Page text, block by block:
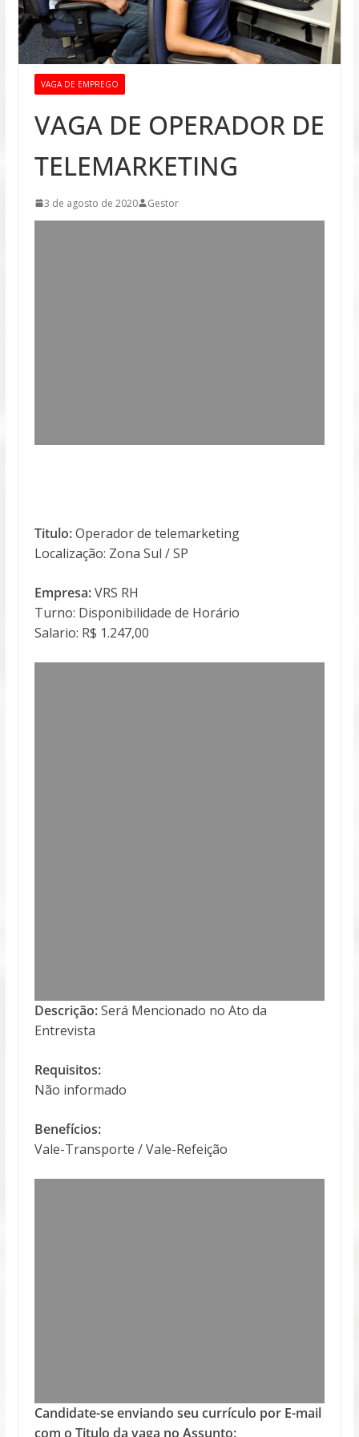
VAGA DE EMPREGO
VAGA DE OPERADOR DE
TELEMARKETING
3 de agosto de 2020 Gestor
Titulo:Operador de telemarketing
Localização: Zona Sul / SP
Empresa:VRS RH
Turno: Disponibilidade de Horário
Salario: R$ 1.247,00
Descrição:Será Mencionado no Ato da
Entrevista
Requisitos:
Não informado
Benefícios:
Vale-Transporte / Vale-Refeição
Candidate-se enviando seu currículo por E-mail
com o Titulo da vaga no Assunto: